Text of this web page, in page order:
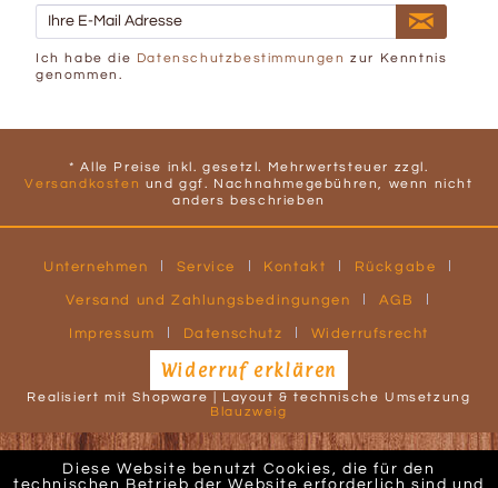
Ich habe die Datenschutzbestimmungen zur Kenntnis
genommen.
* Alle Preise inkl. gesetzl. Mehrwertsteuer zzgl.
Versandkosten und ggf. Nachnahmegebühren, wenn nicht
anders beschrieben
Unternehmen Service Kontakt Rückgabe
Versand und Zahlungsbedingungen AGB
Impressum Datenschutz Widerrufsrecht
Widerruf erklären
Realisiert mit Shopware | Layout & technische Umsetzung
Blauzweig
Diese Website benutzt Cookies, die für den
technischen Betrieb der Website erforderlich sind und